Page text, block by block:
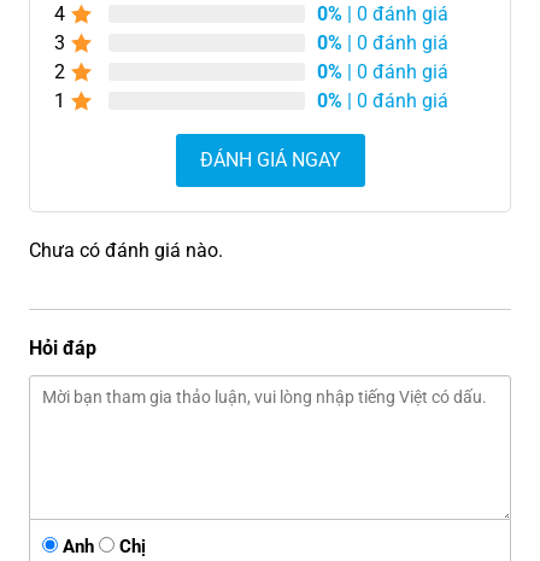
4
0% | 0 đánh giá
3
0% | 0 đánh giá
2
0% | 0 đánh giá
1
0% | 0 đánh giá
ĐÁNH GIÁ NGAY
Chưa có đánh giá nào.
Hỏi đáp
Anh Chị